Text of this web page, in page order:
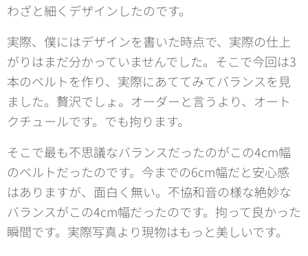
わざと細くデザインしたのです。
実際、僕にはデザインを書いた時点で、実際の仕上
がりはまだ分かっていませんでした。そこで今回は3
本のベルトを作り、実際にあててみてバランスを見
ました。贅沢でしょ。オーダーと言うより、オート
クチュールです。でも拘ります。
そこで最も不思議なバランスだったのがこの4cm幅
のベルトだったのです。今までの6cm幅だと安心感
はありますが、面白く無い。不協和音の様な絶妙な
バランスがこの4cm幅だったのです。拘って良かった
瞬間です。実際写真より現物はもっと美しいです。